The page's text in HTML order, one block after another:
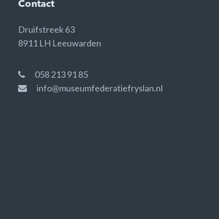
Contact
Druifstreek 63
8911 LH Leeuwarden
058 213 91 85
info@museumfederatiefryslan.nl